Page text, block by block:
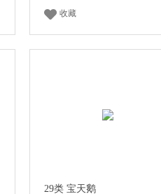
收藏
29类 宝天鹅